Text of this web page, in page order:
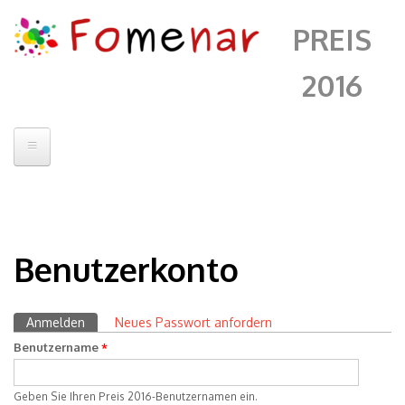
PREIS
2016
Kontakt
Fomenar
Andrii Chenko
Benutzerkonto
Primäre Reiter
Anmelden (aktiver Reiter)
Neues Passwort anfordern
Benutzername*
Geben Sie Ihren Preis 2016-Benutzernamen ein.